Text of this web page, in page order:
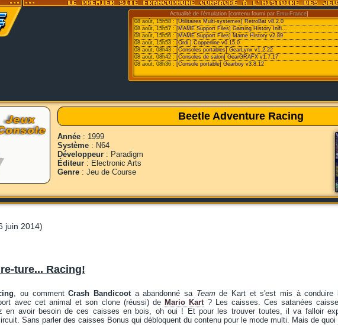
Actualité de l'émulation [contenu fourni par Emu-France]
08 août, 15h58 :[Utilitaires Multi-systemes] RetroBat v8.2.0
08 août, 15h57 : [MAME Support Files] Gaming History Inifi...
08 août, 15h56 : [MAME Support Files] Mame History v2.89
08 août, 15h53 : [Ordi.] Copperline v0.15.0
08 août, 08h43 : [Consoles portables] GearLynx v1.2.22
08 août, 08h42 : [Consoles de salon] GearGRAFX v1.7.17
08 août, 08h36 : [Console portable] Gearboy v3.8.12
Beetle Adventure Racing
Année : 1999
Système : N64
Développeur : Paradigm
Éditeur : Electronic Arts
Genre : Jeu de Course
juin 2014)
ture... Racing!
, ou commentCrash Bandicoota abandonné sa Teamde Kart et s'est mis à conduire
avec cet animal et son clone (réussi) de Mario Kart? Les caisses. Ces satanées
en avoir besoin de ces caisses en bois, oh oui ! Et pour les trouver toutes, il va falloir
Sans parler des caisses Bonus qui débloquent du contenu pour le mode multi. Mais de quoi